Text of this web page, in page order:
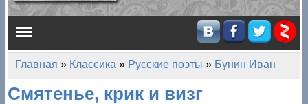
Главное меню
Вы здесь
Главная » Классика » Русские поэты » Бунин Иван
Смятенье, крик и визг